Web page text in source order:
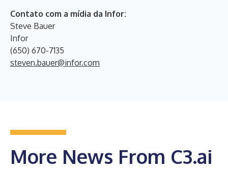
Contato com a mídia da Infor:
Steve Bauer
Infor
(650) 670-7135
steven.bauer@infor.com
More News From C3.ai